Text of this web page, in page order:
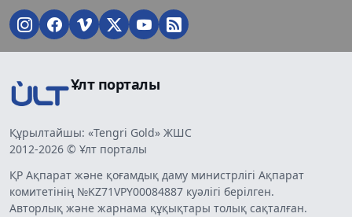
Ұлт порталы
Құрылтайшы: «Tengri Gold» ЖШС
2012-2026 © Ұлт порталы
ҚР Ақпарат және қоғамдық даму министрлігі Ақпарат
комитетінің №KZ71VPY00084887 куәлігі берілген.
Авторлық және жарнама құқықтары толық сақталған.